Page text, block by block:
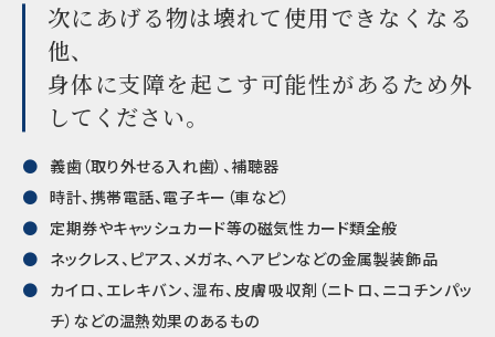
次にあげる物は壊れて使用できなくなる
他、
身体に支障を起こす可能性があるため外
してください。
義歯（取り外せる入れ歯）、補聴器
時計、携帯電話、電子キー（車など）
定期券やキャッシュカード等の磁気性カード類全般
ネックレス、ピアス、メガネ、ヘアピンなどの金属製装飾品
カイロ、エレキバン、湿布、皮膚吸収剤（ニトロ、ニコチンパッ
チ）などの温熱効果のあるもの